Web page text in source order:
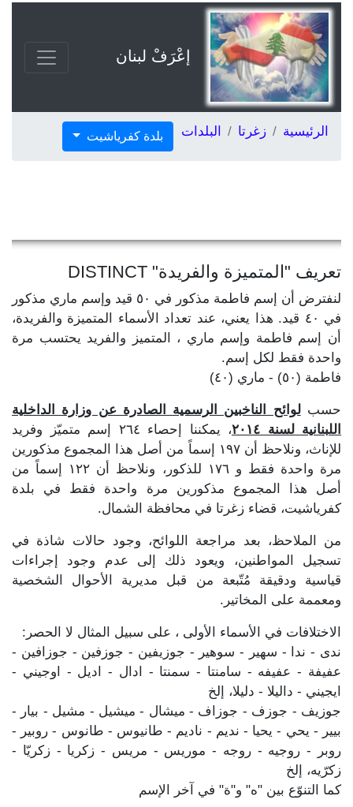
إعْرَفْ لبنان
الرئيسية زغرتا البلدات بلدة كفرياشيت
تعريف "المتميزة والفريدة" DISTINCT
لنفترض أن إسم فاطمة مذكور في ٥٠ قيد وإسم ماري مذكور
في ٤٠ قيد. هذا يعني، عند تعداد الأسماء المتميزة والفريدة،
أن إسم فاطمة وإسم ماري ، المتميز والفريد يحتسب مرة
واحدة فقط لكل إسم.
فاطمة (٥٠) - ماري (٤٠)
حسبلوائح الناخبين الرسمية الصادرة عن وزارة الداخلية
اللبنانية لسنة ٢٠١٤
، يمكننا إحصاء ٢٦٤ إسم متميّز وفريد
للإناث، ونلاحظ أن ١٩٧ إسماً من أصل هذا المجموع مذكورين
مرة واحدة فقط و ١٧٦ للذكور، ونلاحظ أن ١٢٢ إسماً من
أصل هذا المجموع مذكورين مرة واحدة فقط في بلدة
كفرياشيت، قضاء زغرتا في محافظة الشمال.
من الملاحظ، بعد مراجعة اللوائح، وجود حالات شاذة في
تسجيل المواطنين، ويعود ذلك إلى عدم وجود إجراءات
قياسية ودقيقة مُتّبعة من قبل مديرية الأحوال الشخصية
ومعممة على المخاتير.
الاختلافات في الأسماء الأولى ، على سبيل المثال لا الحصر:
ندى - ندا - سهير - سوهير - جوزيفين - جوزفين - جوزافين -
عفيفة - عفيفه - سامنتا - سمنتا - ادال - اديل - اوجيني -
ايجيني - داليلا - دليلا، إلخ
جوزيف - جوزف - جوزاف - ميشال - ميشيل - مشيل - بيار -
بيير - يحي - يحيا - نديم - ناديم - طانيوس - طانوس - روبير -
روبر - روجيه - روجه - موريس - مريس - زكريا - زكريّا -
زكرّيه، إلخ
كما التنوّع بين "ه" و"ة" في آخر الإسم